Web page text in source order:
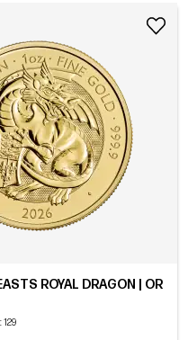
ROYAL DRAGON | OR
: 129